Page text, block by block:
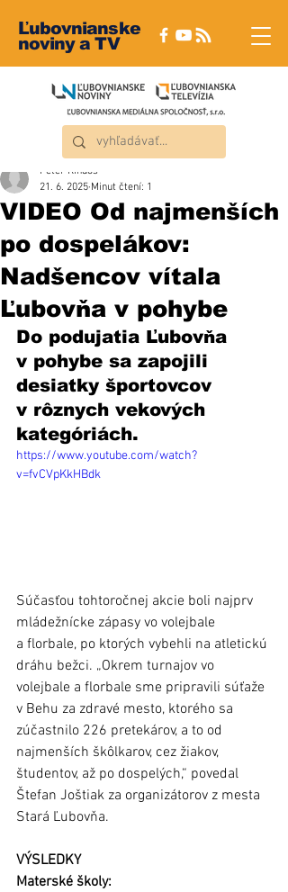
Ľubovnianske
noviny a TV
VIDEO Od najmenších
po dospelákov:
Nadšencov vítala
Ľubovňa v pohybe
Peter Rindoš
21. 6. 2025 Minut čtení: 1
Do podujatia Ľubovňa
v pohybe sa zapojili
desiatky športovcov
v rôznych vekových
kategóriách.
https://www.youtube.com/watch?
v=fvCVpKkHBdk
Súčasťou tohtoročnej akcie boli najprv
mládežnícke zápasy vo volejbale
a florbale, po ktorých vybehli na atletickú
dráhu bežci. „Okrem turnajov vo
volejbale a florbale sme pripravili súťaže
v Behu za zdravé mesto, ktorého sa
zúčastnilo 226 pretekárov, a to od
najmenších škôlkarov, cez žiakov,
študentov, až po dospelých,“ povedal
Štefan Joštiak za organizátorov z mesta
Stará Ľubovňa.
VÝSLEDKY
Materské školy: